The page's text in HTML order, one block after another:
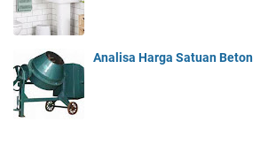
Analisa Harga Satuan Beton